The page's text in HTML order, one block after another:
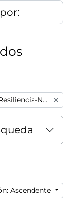
Plan de Recuperación, Transformación y Resiliencia-Next GenerationEU
Ascendente